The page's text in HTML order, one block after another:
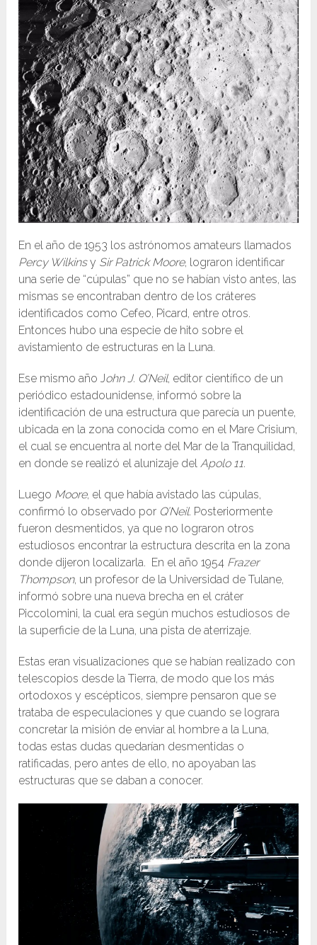
En el año de 1953 los astrónomos amateurs llamados
Percy Wilkinsy Sir Patrick Moore, lograron identificar
una serie de “cúpulas” que no se habían visto antes, las
mismas se encontraban dentro de los cráteres
identificados como Cefeo, Picard, entre otros.
Entonces hubo una especie de hito sobre el
avistamiento de estructuras en la Luna.
Ese mismo año John J. Q’Neil, editor científico de un
periódico estadounidense, informó sobre la
identificación de una estructura que parecía un puente,
ubicada en la zona conocida como en el Mare Crisium,
el cual se encuentra al norte del Mar de la Tranquilidad,
en donde se realizó el alunizaje del Apolo 11.
Luego Moore, el que había avistado las cúpulas,
confirmó lo observado por Q’Neil. Posteriormente
fueron desmentidos, ya que no lograron otros
estudiosos encontrar la estructura descrita en la zona
donde dijeron localizarla. En el año 1954 Frazer
Thompson, un profesor de la Universidad de Tulane,
informó sobre una nueva brecha en el cráter
Piccolomini, la cual era según muchos estudiosos de
la superficie de la Luna, una pista de aterrizaje.
Estas eran visualizaciones que se habían realizado con
telescopios desde la Tierra, de modo que los más
ortodoxos y escépticos, siempre pensaron que se
trataba de especulaciones y que cuando se lograra
concretar la misión de enviar al hombre a la Luna,
todas estas dudas quedarían desmentidas o
ratificadas, pero antes de ello, no apoyaban las
estructuras que se daban a conocer.